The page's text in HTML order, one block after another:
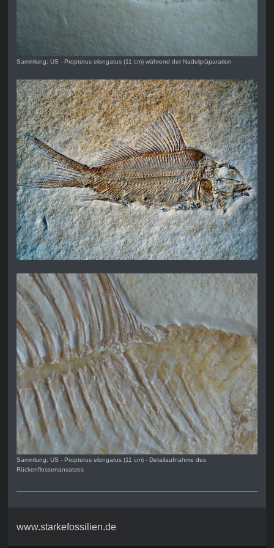
Sammlung: US - Propterus elongatus (11 cm) während der Nadelpräparation
Sammlung: US - Propterus elongatus (11 cm) - Detailaufnahme des
Rückenflossenansatzes
www.starkefossilien.de